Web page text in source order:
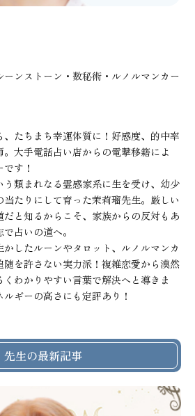
ンストーン・数秘術・ルノルマンカー
たちまち幸運体質に！好感度、的中率
。大手電話占い店からの電撃移籍によ
す！
類まれなる霊感家系に生を受け、幼少
たりにして育った茉莉瑠先生。厳しい
と知るからこそ、家族からの反対もあ
占いの道へ。
したルーンやタロット、ルノルマンカ
を許さない実力派！複雑恋愛から漠然
わかりやすい言葉で解決へと導きま
ギーの高さにも定評あり！
生の最新記事